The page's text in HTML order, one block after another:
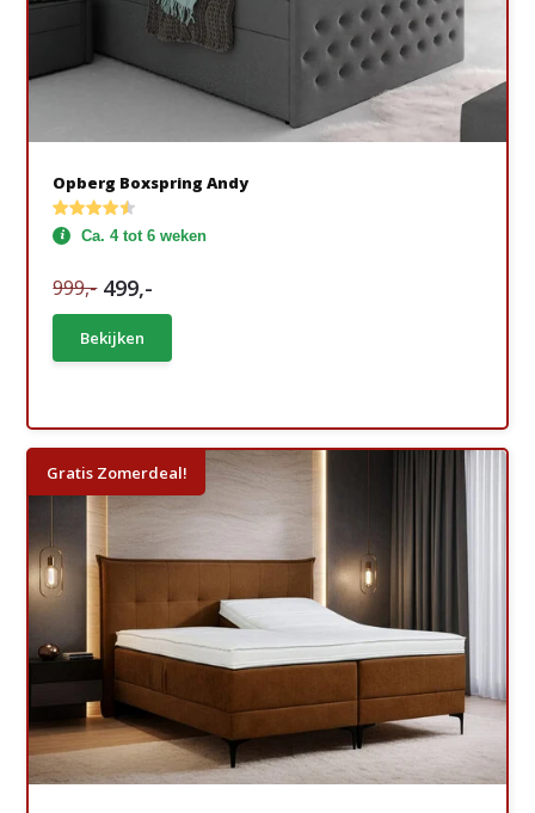
Opberg Boxspring Andy
Ca. 4 tot 6 weken
999,- 499,-
Bekijken
Gratis Zomerdeal!